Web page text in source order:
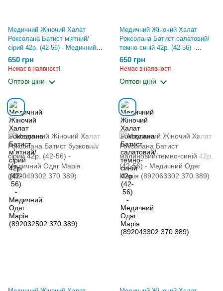
Медичний Жіночий Халат
Роксолана Батист м'ятний/
сірий 42р. (42-56) - Медичний
Одяг Марія
(892032502.370.389)
650 грн
Немає в наявності
Оптові ціни
Медичний Жіночий Халат
Роксолана Батист салатовий/
темно-синій 42р. (42-56) -
Медичний Одяг Марія
(892043302.370.389)
650 грн
Немає в наявності
Оптові ціни